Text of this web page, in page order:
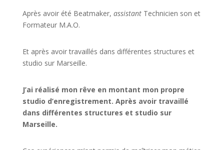
Après avoir été Beatmaker, assistant Technicien son et
Formateur M.A.O.
Et après avoir travaillés dans différentes structures et
studio sur Marseille.
J’ai réalisé mon rêve en montant mon propre
studio d’enregistrement. Après avoir travaillé
dans différentes structures et studio sur
Marseille.